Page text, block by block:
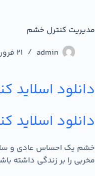
مدیریت کنترل خشم
admin
21 فروردین 1405
دانلود
دانلود
خشم یک احساس عادی و
مخربی را بر زندگی داشته